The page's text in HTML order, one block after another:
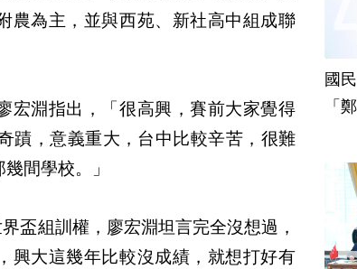
農為主，並與西苑、新社高中組成聯
宏淵指出，「很高興，賽前大家覺得
蹟，意義重大，台中比較辛苦，很難
間學校。」
盃組訓權，廖宏淵坦言完全沒想過，
興大這幾年比較沒成績，就想打好有
國
「